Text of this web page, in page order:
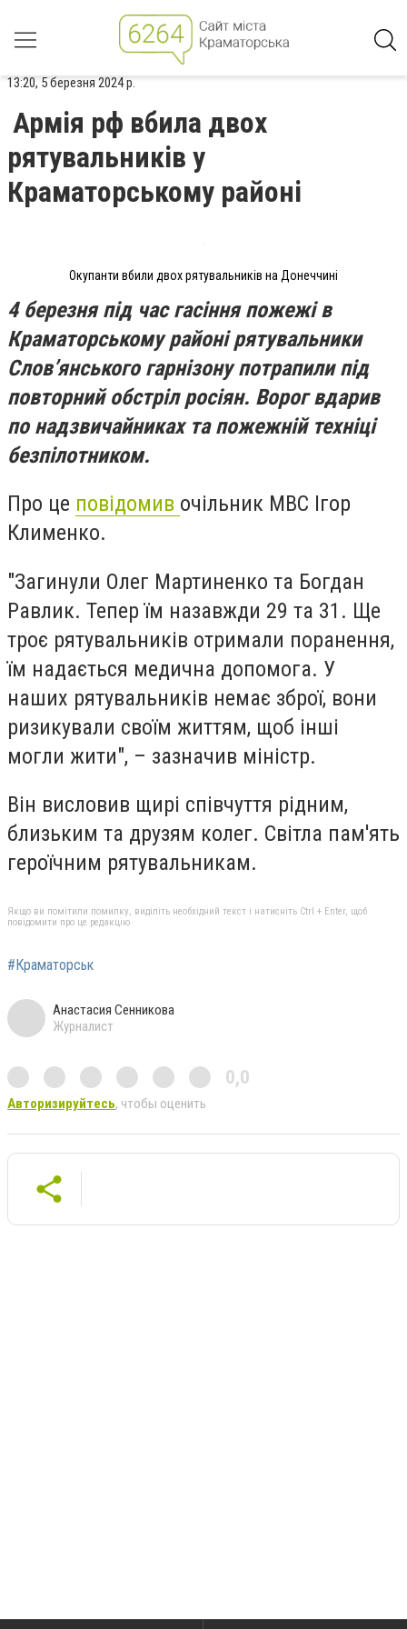
13:20, 5 березня 2024 р.
Армія рф вбила двох
рятувальників у
Краматорському районі
Окупанти вбили двох рятувальників на Донеччині
4 березня під час гасіння пожежі в
Краматорському районі рятувальники
Слов’янського гарнізону потрапили під
повторний обстріл росіян. Ворог вдарив
по надзвичайниках та пожежній техніці
безпілотником.
Про це повідомив очільник МВС Ігор
Клименко.
"Загинули Олег Мартиненко та Богдан
Равлик. Тепер їм назавжди 29 та 31. Ще
троє рятувальників отримали поранення,
їм надається медична допомога. У
наших рятувальників немає зброї, вони
ризикували своїм життям, щоб інші
могли жити", – зазначив міністр.
Він висловив щирі співчуття рідним,
близьким та друзям колег. Світла пам'ять
героїчним рятувальникам.
Якщо ви помітили помилку, виділіть необхідний текст і натисніть Ctrl + Enter, щоб
повідомити про це редакцію
#Краматорськ
Анастасия Сенникова
Журналист
0,0
Авторизируйтесь, чтобы оценить